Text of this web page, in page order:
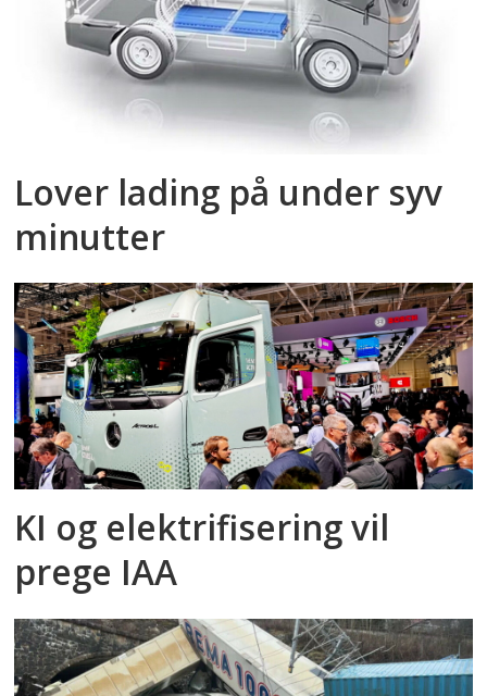
Lover lading på under syv
minutter
KI og elektrifisering vil
prege IAA